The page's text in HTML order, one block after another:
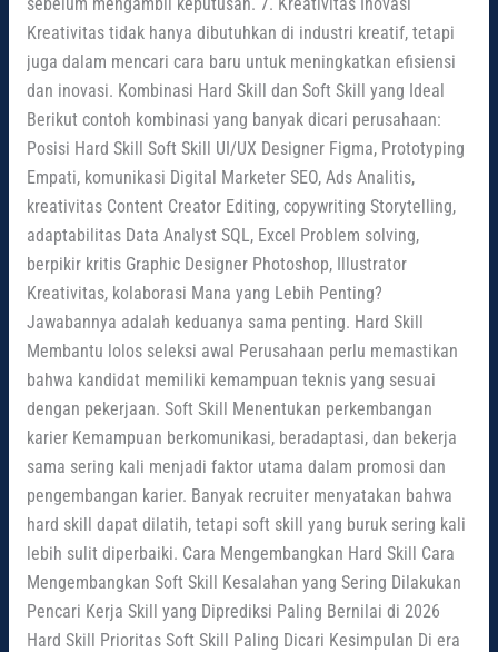
sebelum mengambil keputusan. 7. Kreativitas Inovasi
Kreativitas tidak hanya dibutuhkan di industri kreatif, tetapi
juga dalam mencari cara baru untuk meningkatkan efisiensi
dan inovasi. Kombinasi Hard Skill dan Soft Skill yang Ideal
Berikut contoh kombinasi yang banyak dicari perusahaan:
Posisi Hard Skill Soft Skill UI/UX Designer Figma, Prototyping
Empati, komunikasi Digital Marketer SEO, Ads Analitis,
kreativitas Content Creator Editing, copywriting Storytelling,
adaptabilitas Data Analyst SQL, Excel Problem solving,
berpikir kritis Graphic Designer Photoshop, Illustrator
Kreativitas, kolaborasi Mana yang Lebih Penting?
Jawabannya adalah keduanya sama penting. Hard Skill
Membantu lolos seleksi awal Perusahaan perlu memastikan
bahwa kandidat memiliki kemampuan teknis yang sesuai
dengan pekerjaan. Soft Skill Menentukan perkembangan
karier Kemampuan berkomunikasi, beradaptasi, dan bekerja
sama sering kali menjadi faktor utama dalam promosi dan
pengembangan karier. Banyak recruiter menyatakan bahwa
hard skill dapat dilatih, tetapi soft skill yang buruk sering kali
lebih sulit diperbaiki. Cara Mengembangkan Hard Skill Cara
Mengembangkan Soft Skill Kesalahan yang Sering Dilakukan
Pencari Kerja Skill yang Diprediksi Paling Bernilai di 2026
Hard Skill Prioritas Soft Skill Paling Dicari Kesimpulan Di era